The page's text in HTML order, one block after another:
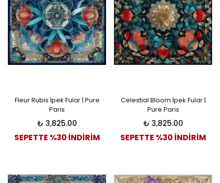
Fleur Rubis İpek Fular | Pure
Paris
₺ 3,825.00
SEPETTE %30 İNDİRİM
Celestial Bloom İpek Fular |
Pure Paris
₺ 3,825.00
SEPETTE %30 İNDİRİM